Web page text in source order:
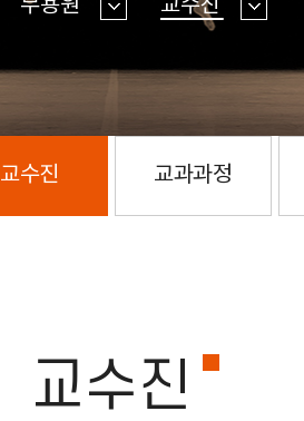
무용원 교수진
교수진 교과과정
교수진